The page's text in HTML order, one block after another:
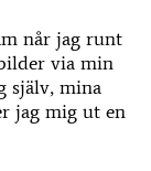
når jag runt
via min
själv, mina
jag mig ut en